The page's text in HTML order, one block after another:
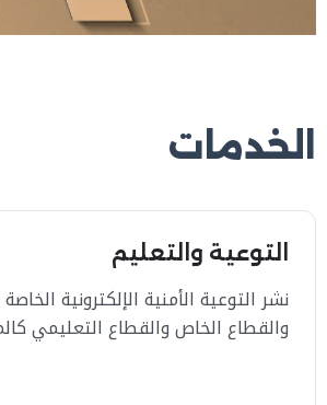
الخدمات
التوعية والتعليم
نشر التوعية الأمنية الإلكترونية
والقطاع الخاص والقطاع التعليمي